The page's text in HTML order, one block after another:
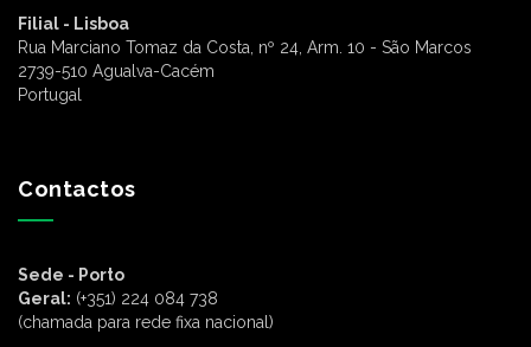
Filial - Lisboa
Rua Marciano Tomaz da Costa, nº 24, Arm. 10 - São Marcos
2739-510 Agualva-Cacém
Portugal
Contactos
Sede - Porto
Geral: (+351) 224 084 738
(chamada para rede fixa nacional)